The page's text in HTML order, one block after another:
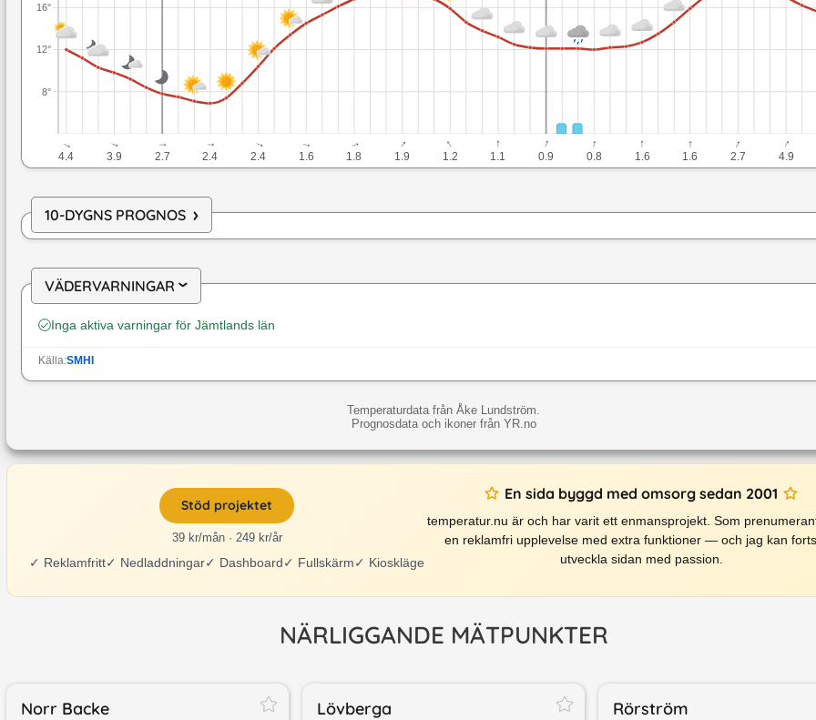
8°
12°
16°
↓
4.4
↓
3.9
↓
2.7
↓
2.4
↓
2.4
↓
1.6
↓
1.8
↓
1.9
↓
1.2
↓
1.1
↓
0.9
↓
0.8
↓
1.6
↓
1.6
↓
2.7
↓
4.9
10-DYGNS PROGNOS ›
VÄDERVARNINGAR›
Inga aktiva varningar för Jämtlands län
Källa:SMHI
Temperaturdata från Åke Lundström.
Prognosdata och ikoner från YR.no
Stöd projektet
39 kr/mån · 249 kr/år
✓ Reklamfritt✓ Nedladdningar✓ Dashboard✓ Fullskärm✓ Kioskläge
En sida byggd med omsorg sedan 2001
temperatur.nu är och har varit ett enmansprojekt. Som
en reklamfri upplevelse med extra funktioner — och jag kan
utveckla sidan med passion.
NÄRLIGGANDE MÄTPUNKTER
Norr Backe Lövberga Rörström